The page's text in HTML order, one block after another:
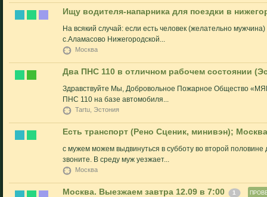
Ищу водителя-напарника для поездки в
На всякий случай: если есть человек (желательно
с.Аламасово Нижегородской...
Москва
Два ПНС 110 в отличном рабочем состоянии
Здравствуйте Мы, Добровольное Пожарное Общество
ПНС 110 на базе автомобиля...
Tartu, Эстония
Есть транспорт (Рено Сценик, минивэн);
с мужем можем выдвинуться в субботу во второй
звоните. В среду муж уезжает...
Москва
Москва. Выезжаем завтра 12.09 в 7:00 1